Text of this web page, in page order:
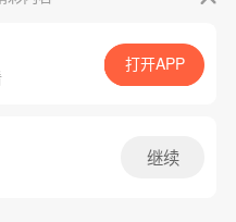
App免费看
打开APP
继续